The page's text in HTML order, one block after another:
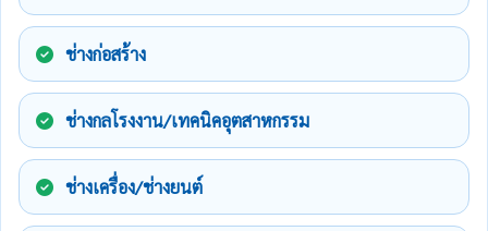
ช่างก่อสร้าง
ช่างกลโรงงาน/เทคนิคอุตสาหกรรม
ช่างเครื่อง/ช่างยนต์